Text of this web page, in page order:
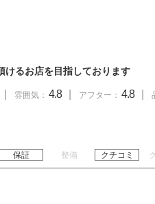
るお店を目指しております
雰囲気： 4.8 アフター： 4.8
保証 整備 クチコミ